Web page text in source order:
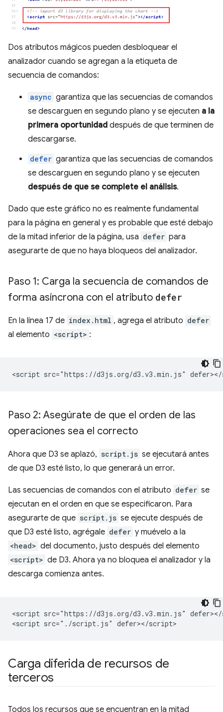
Dos atributos mágicos pueden desbloquear el
analizador cuando se agregan a la etiqueta de
secuencia de comandos:
async garantiza que las secuencias de comandos
se descarguen en segundo plano y se ejecuten a la
primera oportunidad después de que terminen de
descargarse.
defer garantiza que las secuencias de comandos
se descarguen en segundo plano y se ejecuten
después de que se complete el análisis.
Dado que este gráfico no es realmente fundamental
para la página en general y es probable que esté debajo
de la mitad inferior de la página, usa defer para
asegurarte de que no haya bloqueos del analizador.
Paso 1: Carga la secuencia de comandos de
forma asíncrona con el atributo defer
En la línea 17 de index.html , agrega el atributo defer
al elemento <script> :
Paso 2: Asegúrate de que el orden de las
operaciones sea el correcto
Ahora que D3 se aplazó, script.js se ejecutará antes
de que D3 esté listo, lo que generará un error.
Las secuencias de comandos con el atributo defer se
ejecutan en el orden en que se especificaron. Para
asegurarte de que script.js se ejecute después de
que D3 esté listo, agrégale defer y muévelo a la
<head> del documento, justo después del elemento
<script> de D3. Ahora ya no bloquea el analizador y la
descarga comienza antes.
<script src="https://d3js.org/d3.v3.min.js"
Carga diferida de recursos de
terceros
Todos los recursos que se encuentran en la mitad